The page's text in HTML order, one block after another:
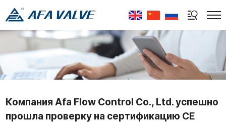
Select Language
Компания Afa Flow Control Co., Ltd. успешно
прошла проверку на сертификацию CE